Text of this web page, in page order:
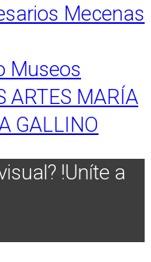
Mecenas
Museos
ARTES MARÍA
GALLINO
!Uníte a